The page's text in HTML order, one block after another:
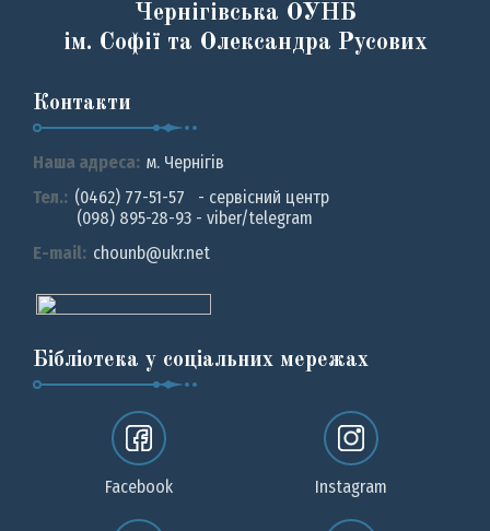
Чернігівська ОУНБ
ім. Софії та Олександра Русових
Контакти
Наша адреса: м. Чернiгiв
Тел.: (0462) 77-51-57 - сервісний центр
(098) 895-28-93 - viber/telegram
E-mail: chounb@ukr.net
Бібліотека у соціальних мережах
Facebook Instagram